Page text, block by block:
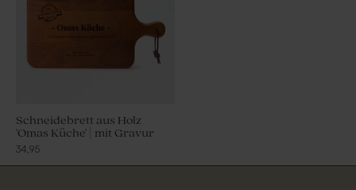
Schneidebrett aus Holz
'Omas Küche' | mit Gravur
34,95